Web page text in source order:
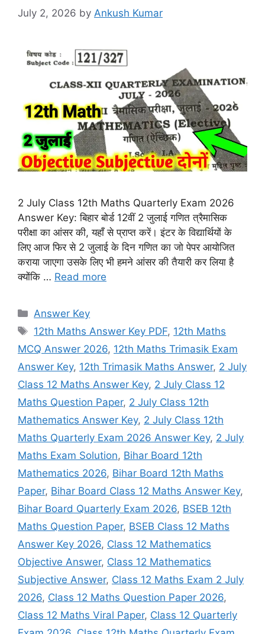
July 2, 2026 by Ankush Kumar
2 July Class 12th Maths Quarterly Exam 2026
Answer Key: बिहार बोर्ड 12वीं 2 जुलाई गणित त्रैमासिक
परीक्षा का आंसर की, यहाँ से प्राप्त करें। इंटर के विद्यार्थियों के
लिए आज फिर से 2 जुलाई के दिन गणित का जो पेपर आयोजित
कराया जाएगा उसके लिए भी हमने आंसर की तैयारी कर लिया है
क्योंकि … Read more
Categories
Answer Key
Tags
12th Maths Answer Key PDF, 12th Maths
MCQ Answer 2026, 12th Maths Trimasik Exam
Answer Key, 12th Trimasik Maths Answer, 2 July
Class 12 Maths Answer Key, 2 July Class 12
Maths Question Paper, 2 July Class 12th
Mathematics Answer Key, 2 July Class 12th
Maths Quarterly Exam 2026 Answer Key, 2 July
Maths Exam Solution, Bihar Board 12th
Mathematics 2026, Bihar Board 12th Maths
Paper, Bihar Board Class 12 Maths Answer Key,
Bihar Board Quarterly Exam 2026, BSEB 12th
Maths Question Paper, BSEB Class 12 Maths
Answer Key 2026, Class 12 Mathematics
Objective Answer, Class 12 Mathematics
Subjective Answer, Class 12 Maths Exam 2 July
2026, Class 12 Maths Question Paper 2026,
Class 12 Maths Viral Paper, Class 12 Quarterly